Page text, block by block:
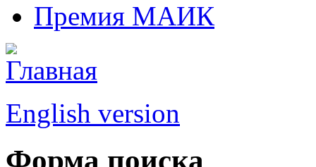
Премия МАИК
English version
Форма поиска